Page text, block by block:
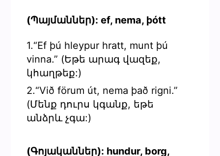
(Պայմաններ): ef, nema, þótt
1.“Ef þú hleypur hratt, munt þú
vinna.” (Եթե արագ վազեք,
կհաղթեք:)
2.“Við förum út, nema það rigni.”
(Մենք դուրս կգանք, եթե
անձրև չգա:)
(Գոյականներ): hundur, borg,